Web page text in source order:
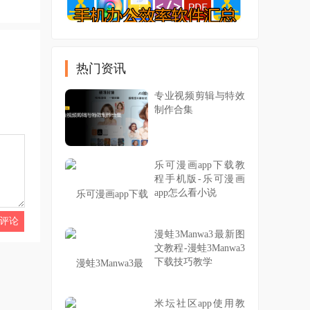
热门资讯
专业视频剪辑与特效
制作合集
乐可漫画app下载教
程手机版-乐可漫画
app怎么看小说
漫蛙3Manwa3最新图
文教程-漫蛙3Manwa3
下载技巧教学
米坛社区app使用教